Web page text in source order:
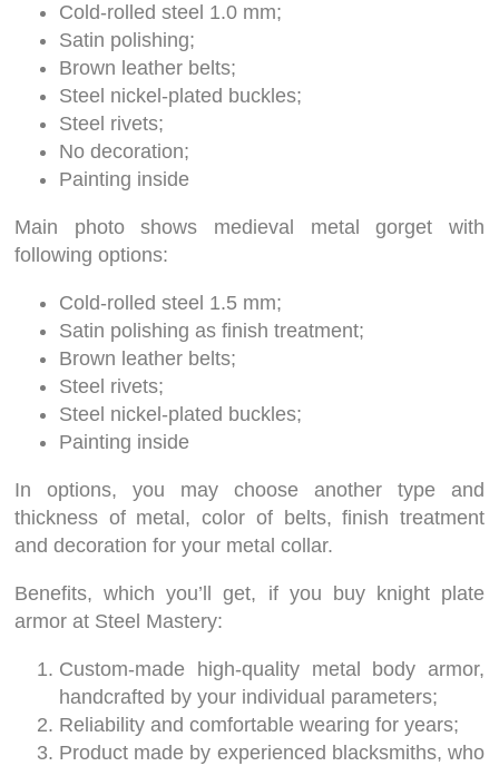
Cold-rolled steel 1.0 mm;
Satin polishing;
Brown leather belts;
Steel nickel-plated buckles;
Steel rivets;
No decoration;
Painting inside
Main photo shows medieval metal gorget with
following options:
Cold-rolled steel 1.5 mm;
Satin polishing as finish treatment;
Brown leather belts;
Steel rivets;
Steel nickel-plated buckles;
Painting inside
In options, you may choose another type and
thickness of metal, color of belts, finish treatment
and decoration for your metal collar.
Benefits, which you’ll get, if you buy knight plate
armor at Steel Mastery:
Custom-made high-quality metal body armor,
handcrafted by your individual parameters;
Reliability and comfortable wearing for years;
Product made by experienced blacksmiths, who